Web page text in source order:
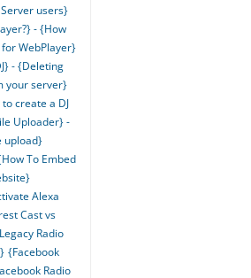
users}
- {How
WebPlayer}
- {Deleting
your server}
create a DJ
Uploader} -
upload}
To Embed
Alexa
Cast vs
Radio
{Facebook
Radio